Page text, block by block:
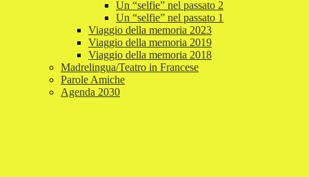
Un “selfie” nel passato 2
Un “selfie” nel passato 1
Viaggio della memoria 2023
Viaggio della memoria 2019
Viaggio della memoria 2018
Madrelingua/Teatro in Francese
Parole Amiche
Agenda 2030